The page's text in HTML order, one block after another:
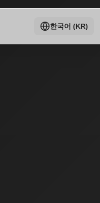
한국어 (KR)